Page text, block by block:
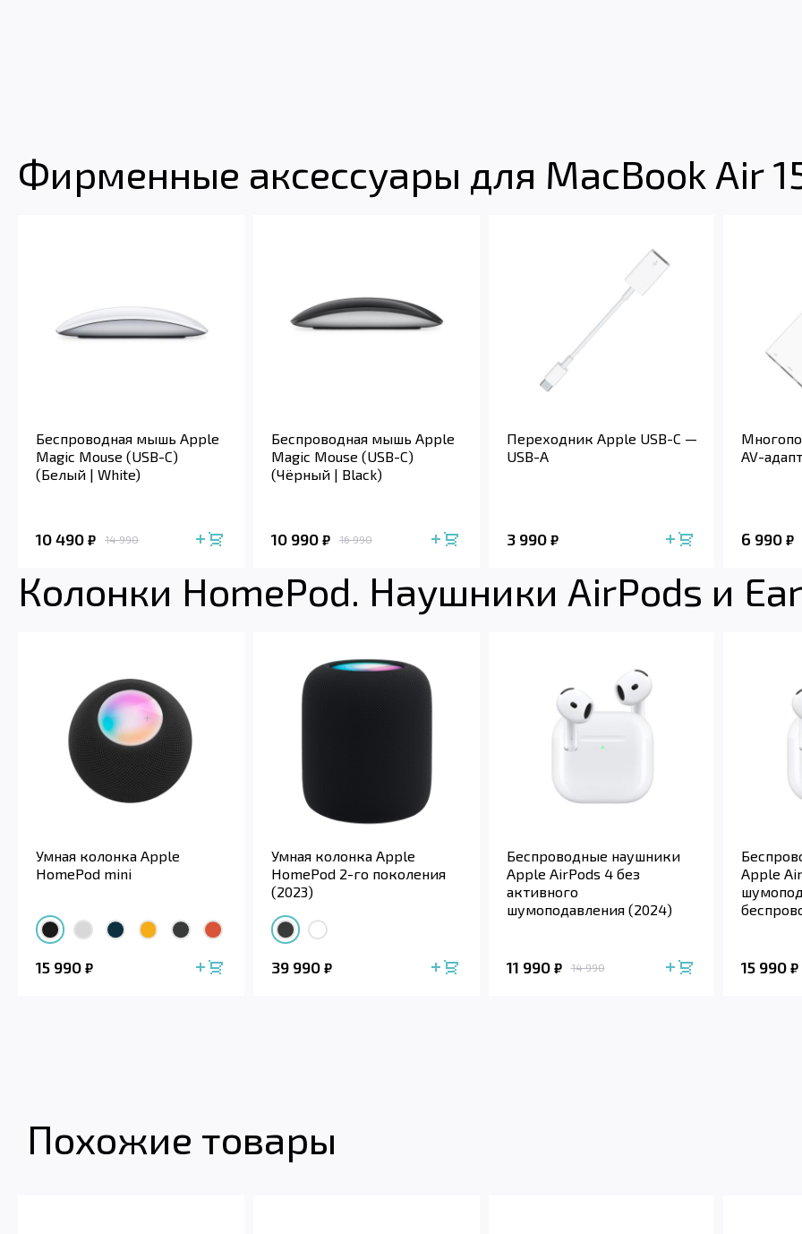
Фирменные аксессуары для MacBook Air
Беспроводная мышь Apple
Magic Mouse (USB-C)
(Белый | White)
10 490 ₽ 14 990
Беспроводная мышь Apple
Magic Mouse (USB-C)
(Чёрный | Black)
10 990 ₽ 16 990
Переходник Apple USB-C —
USB-A
3 990 ₽
AV-
6 990₽
Колонки HomePod. Наушники AirPods и
Умная колонка Apple
HomePod mini
15 990 ₽
Умная колонка Apple
HomePod 2-го поколения
(2023)
39 990 ₽
Беспроводные наушники
Apple AirPods 4 без
активного
шумоподавления (2024)
11 990 ₽ 14 990
Apple
15 990₽
Похожие товары